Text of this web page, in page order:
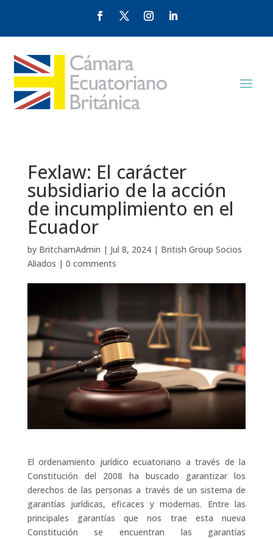
Fexlaw: El carácter
subsidiario de la acción
de incumplimiento en el
Ecuador
by BritchamAdmin | Jul 8, 2024| British Group Socios
Aliados | 0 comments
El ordenamiento jurídico ecuatoriano a través de la
Constitución del 2008 ha buscado garantizar los
derechos de las personas a través de un sistema de
garantías jurídicas, eficaces y modernas. Entre las
principales garantías que nos trae esta nueva
Constitución se encuentran las garantías